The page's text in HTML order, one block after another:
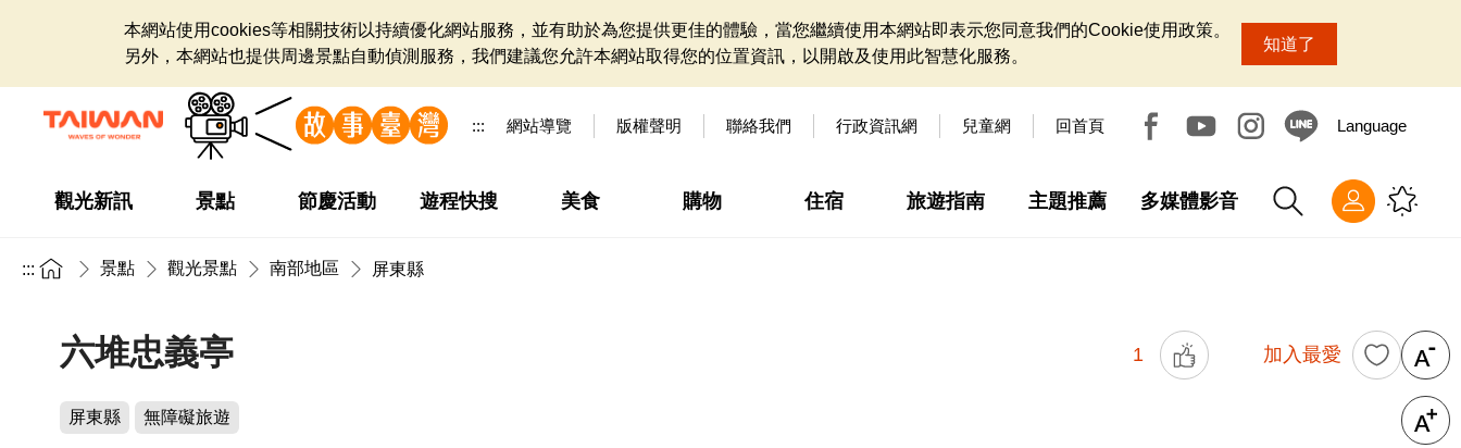
本網站使用cookies等相關技術以持續優化網站服務，並有助於為您提供更佳的體驗，當您繼續使用本網站即表示您同意我們的Cookie使用政策。
另外，本網站也提供周邊景點自動偵測服務，我們建議您允許本網站取得您的位置資訊，以開啟及使用此智慧化服務。
知道了
::: 網站導覽 版權聲明 聯絡我們 行政資訊網 兒童網 回首頁 Language
觀光新訊 景點 節慶活動 遊程快搜 美食 購物 住宿 旅遊指南 主題推薦 多媒體影音
::: 景點 觀光景點 南部地區 屏東縣
六堆忠義亭 1 加入最愛
屏東縣 無障礙旅遊